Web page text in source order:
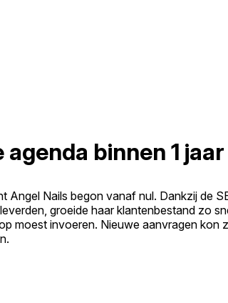
agenda binnen 1 jaar
Angel Nails begon vanaf nul. Dankzij de
groeide haar klantenbestand zo
moest invoeren. Nieuwe aanvragen kon